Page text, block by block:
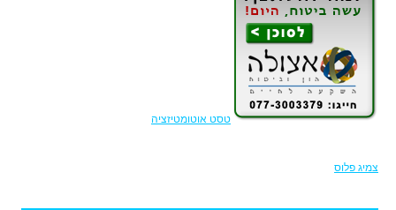
טסט אוטומטיזציה
צמיג פלוס